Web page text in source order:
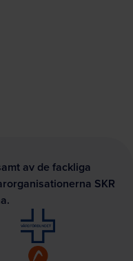
av de fackliga
SKR